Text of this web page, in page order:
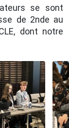
se sont
de 2nde au
dont notre